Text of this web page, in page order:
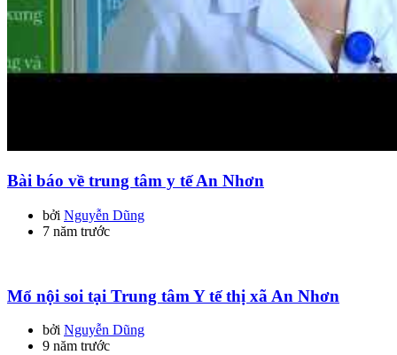
Bài báo về trung tâm y tế An Nhơn
bởi Nguyễn Dũng
7 năm trước
Mổ nội soi tại Trung tâm Y tế thị xã An Nhơn
bởi Nguyễn Dũng
9 năm trước